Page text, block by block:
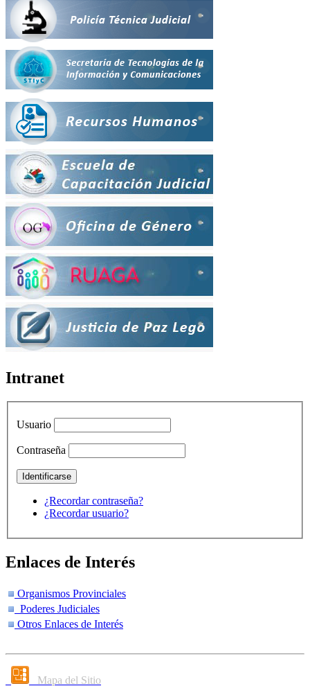
Intranet
Usuario
Contraseña
¿Recordar contraseña?
¿Recordar usuario?
Enlaces de Interés
Organismos Provinciales
Poderes Judiciales
Otros Enlaces de Interés
Mapa del Sitio